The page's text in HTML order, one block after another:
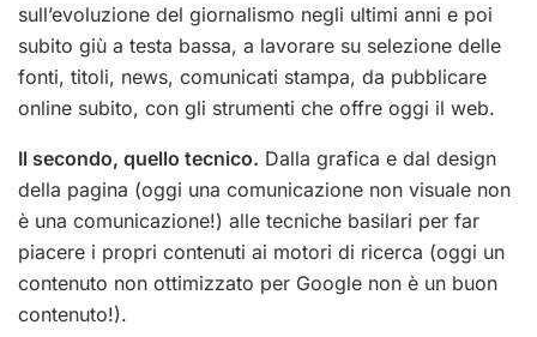
sull’evoluzione del giornalismo negli ultimi anni e poi
subito giù a testa bassa, a lavorare su selezione delle
fonti, titoli, news, comunicati stampa, da pubblicare
online subito, con gli strumenti che offre oggi il web.
Il secondo, quello tecnico. Dalla grafica e dal design
della pagina (oggi una comunicazione non visuale non
è una comunicazione!) alle tecniche basilari per far
piacere i propri contenuti ai motori di ricerca (oggi un
contenuto non ottimizzato per Google non è un buon
contenuto!).